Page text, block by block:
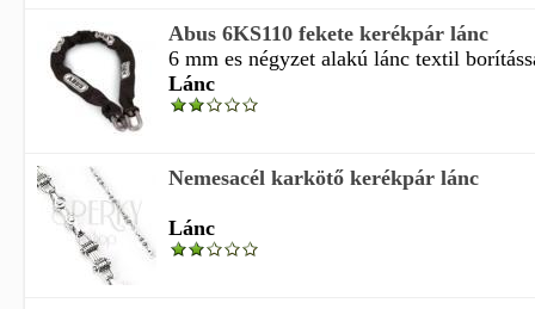
Abus 6KS110 fekete kerékpár lánc
6 mm es négyzet alakú lánc textil
Lánc
Nemesacél karkötő kerékpár lánc
Lánc